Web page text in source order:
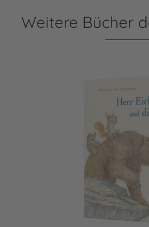
Weitere Bücher
Herr Eichhorn: Herr Eichhorn